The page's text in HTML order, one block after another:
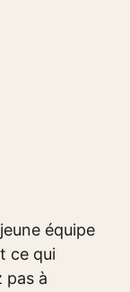
équipe
ce qui
pas à